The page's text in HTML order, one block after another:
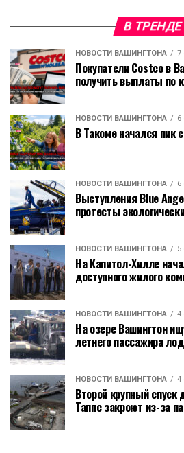
В ТРЕНДЕ
НОВОСТИ ВАШИНГТОНА 7
Покупатели Costco в
получить выплаты по
НОВОСТИ ВАШИНГТОНА 6
В Такоме начался пик
НОВОСТИ ВАШИНГТОНА 6
Выступления Blue
протесты
НОВОСТИ ВАШИНГТОНА 5
На Капитол-Хилле
доступного жилого
НОВОСТИ ВАШИНГТОНА 4
На озере Вашингтон
летнего пассажира
НОВОСТИ ВАШИНГТОНА 4
Второй крупный спуск
Таппс закроют из-за